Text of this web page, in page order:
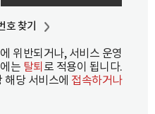
호 찾기
위반되거나, 서비스 운영
는 탈퇴 로 적용이 됩니다.
당 서비스에 접속하거나